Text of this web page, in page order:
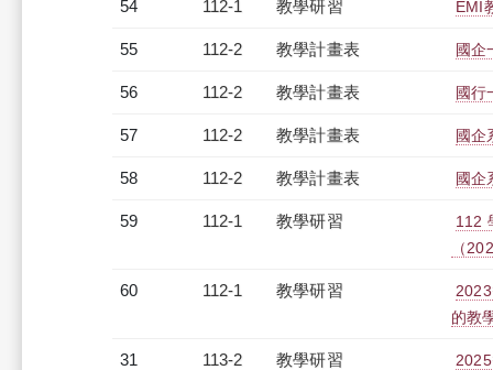
54 112-1 教學研習 EMI
55 112-2 教學計畫表 國企
56 112-2 教學計畫表 國行
57 112-2 教學計畫表 國企
58 112-2 教學計畫表 國企
59 112-1 教學研習
112
（
60 112-1 教學研習
的教
31 113-2 教學研習